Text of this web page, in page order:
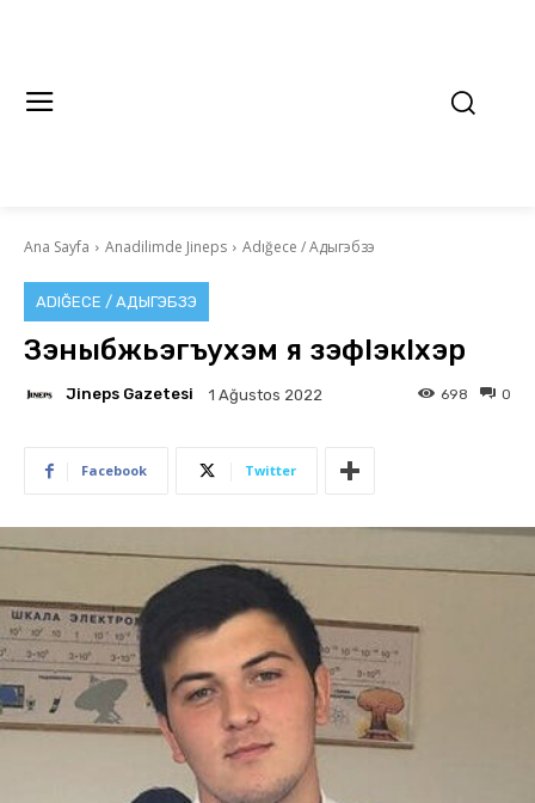
Ana Sayfa Anadilimde Jineps Adığece / Адыгэбзэ
ADIĞECE / АДЫГЭБЗЭ
Зэныбжьэгъухэм я зэфIэкIхэр
Jineps Gazetesi 1 Ağustos 2022 0
698
Facebook Twitter